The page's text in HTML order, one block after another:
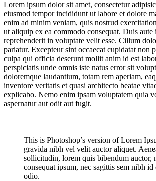
Lorem ipsum dolor sit amet, consectetur
eiusmod tempor incididunt ut labore et dolore
enim ad minim veniam, quis nostrud
ut aliquip ex ea commodo consequat. Duis aute
reprehenderit in voluptate velit esse. Cillum
pariatur. Excepteur sint occaecat cupidatat non
culpa qui officia deserunt mollit anim id est
perspiciatis unde omnis iste natus error sit
doloremque laudantium, totam rem aperiam,
inventore veritatis et quasi architecto beatae
explicabo. Nemo enim ipsam voluptatem quia
aspernatur aut odit aut fugit.
This is Photoshop’s version of Lorem
gravida nibh vel velit auctor aliquet.
sollicitudin, lorem quis bibendum auctor,
consequat ipsum, nec sagittis sem nibh id
odio.